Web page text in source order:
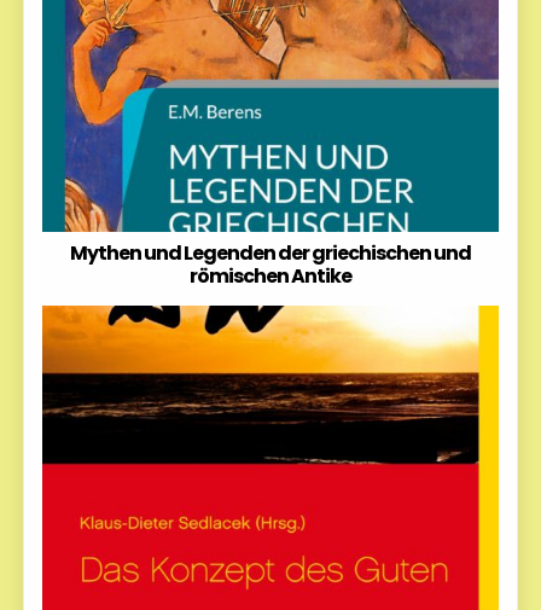
Mythen und Legenden der griechischen und
römischen Antike